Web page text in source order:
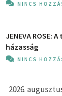
NINCS
JENEVA ROSE:
házasság
NINCS
2026.